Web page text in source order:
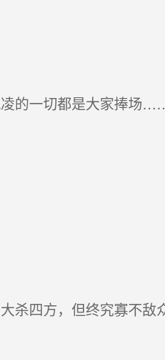
的一切都是大家捧场
四方，但终究寡不敌